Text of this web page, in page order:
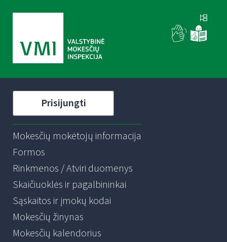
Prisijungti
Mokesčių mokėtojų informacija
Formos
Rinkmenos / Atviri duomenys
Skaičiuoklės ir pagalbininkai
Sąskaitos ir įmokų kodai
Mokesčių žinynas
Mokesčių kalendorius